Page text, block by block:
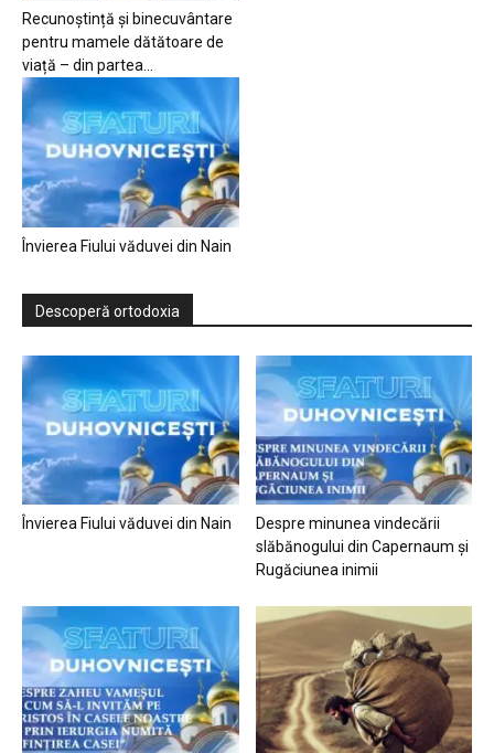
Recunoștință și binecuvântare
pentru mamele dătătoare de
viață – din partea...
Învierea Fiului văduvei din Nain
Descoperă ortodoxia
Învierea Fiului văduvei din Nain
Despre minunea vindecării
slăbănogului din Capernaum și
Rugăciunea inimii